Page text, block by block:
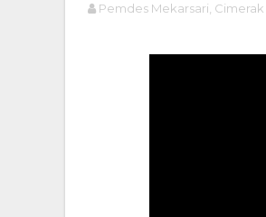
Pemdes Mekarsari, Cimerak